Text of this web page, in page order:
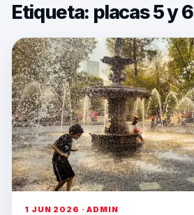
Etiqueta: placas 5 y 6
1 JUN 2026 · ADMIN